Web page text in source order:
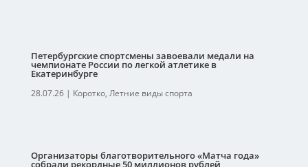
Петербургские спортсмены завоевали медали на
чемпионате России по легкой атлетике в
Екатеринбурге
28.07.26| Коротко, Летние виды спорта
Организаторы благотворительного «Матча года»
собрали рекордные 50 миллионов рублей